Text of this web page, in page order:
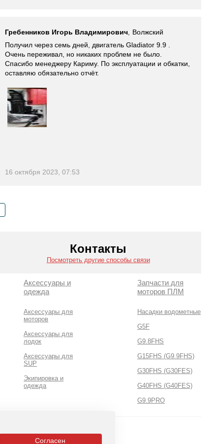
Согласен
Гребенников Игорь Владимирович, Волжский
Получил через семь дней, двигатель Gladiator 9.9 .
Очень переживал, но никаких проблем не было.
Спасибо менеджеру Кариму. По эксплуатации и обкатки,
оставляю обязательно отчёт.
16 октября 2023, 07:53
Контакты
Посмотреть другие способы связи
Аксессуары и
одежда
Аксессуары для
моторов
Аксессуары для
лодок
Аксессуары для
SUP
Экипировка и
одежда
Запчасти для
моторов ПЛМ
Насадки водометные
G5F
G9.8FHS
G15FHS (G9.9FHS)
G30FHS (G30FES)
G40FHS (G40FES)
G9.9PRO